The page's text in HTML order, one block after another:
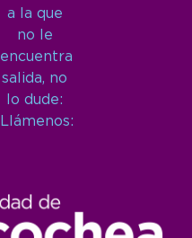
a la que
no le
encuentra
salida, no
lo dude:
Llámenos: